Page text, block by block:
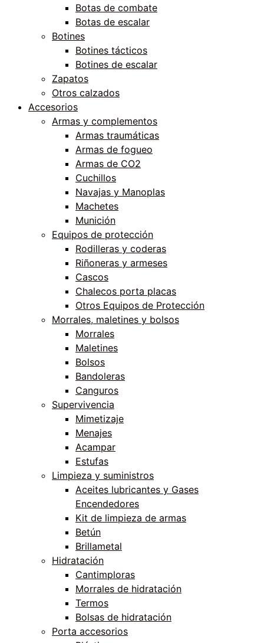
Botas de combate
Botas de escalar
Botines
Botines tácticos
Botines de escalar
Zapatos
Otros calzados
Accesorios
Armas y complementos
Armas traumáticas
Armas de fogueo
Armas de CO2
Cuchillos
Navajas y Manoplas
Machetes
Munición
Equipos de protección
Rodilleras y coderas
Riñoneras y armeses
Cascos
Chalecos porta placas
Otros Equipos de Protección
Morrales, maletines y bolsos
Morrales
Maletines
Bolsos
Bandoleras
Canguros
Supervivencia
Mimetizaje
Menajes
Acampar
Estufas
Limpieza y suministros
Aceites lubricantes y Gases
Encendedores
Kit de limpieza de armas
Betún
Brillametal
Hidratación
Cantimploras
Morrales de hidratación
Termos
Bolsas de hidratación
Porta accesorios